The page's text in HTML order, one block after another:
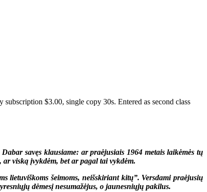
$3.00, single copy 30s. Entered as second class
savęs klausiame: ar praėjusiais 1964 metais laikėmės tų
viską įvykdėm, bet ar pagal tai vykdėm.
lietuviškoms šeimoms, neišskiriant kitų”. Versdami praėjusių
dėmesį nesumažėjus, o jaunesniųjų pakilus.